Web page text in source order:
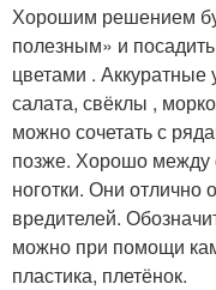
Хорошим решением
полезным» и
цветами .
салата, свёклы ,
можно сочетать с
позже. Хорошо между
ноготки. Они отлично
вредителей.
можно при помощи
пластика, плетёнок.